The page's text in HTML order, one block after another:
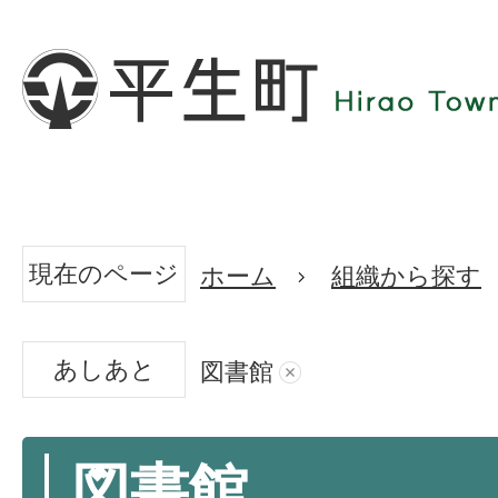
現在のページ ホーム 組織から探す
あしあと 図書館